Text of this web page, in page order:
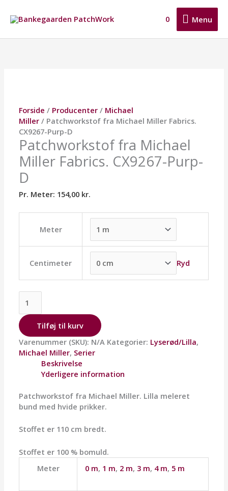
indholdet
Menu
Menu
0
Forside / Producenter / Michael
Miller / Patchworkstof fra Michael Miller Fabrics.
CX9267-Purp-D
Patchworkstof fra Michael
Miller Fabrics. CX9267-Purp-
D
Pr. Meter: 154,00 kr.
Meter
Centimeter Ryd
Purp-
D
antal
Tilføj til kurv
Varenummer (SKU): N/A Kategorier: Lyserød/Lilla,
Michael Miller, Serier
Beskrivelse
Yderligere information
Patchworkstof fra Michael Miller. Lilla meleret
bund med hvide prikker.
Stoffet er 110 cm bredt.
Stoffet er 100 % bomuld.
Meter
0 m, 1 m, 2 m, 3 m, 4 m, 5 m
kan
vælges
varesiden
kan
vælges
varesiden
kan
vælges
varesiden